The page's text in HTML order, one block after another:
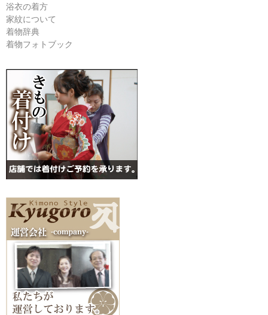
浴衣の着方
家紋について
着物辞典
着物フォトブック